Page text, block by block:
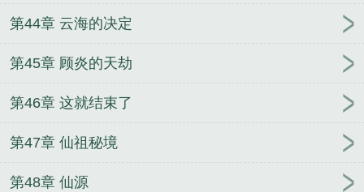
第44章 云海的决定
第45章 顾炎的天劫
第46章 这就结束了
第47章 仙祖秘境
第48章 仙源